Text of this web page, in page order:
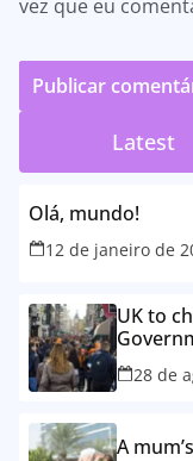
vez que eu
Latest
Olá, mundo!
12 de janeiro de
UK to
28 de
A